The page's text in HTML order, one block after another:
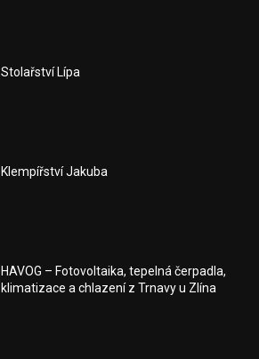
Stolařství Lípa
Klempířství Jakuba
HAVOG – Fotovoltaika, tepelná čerpadla,
klimatizace a chlazení z Trnavy u Zlína